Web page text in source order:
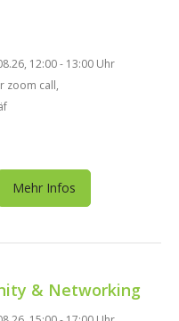
12:00 - 13:00 Uhr
zoom call,
Mehr Infos
& Networking